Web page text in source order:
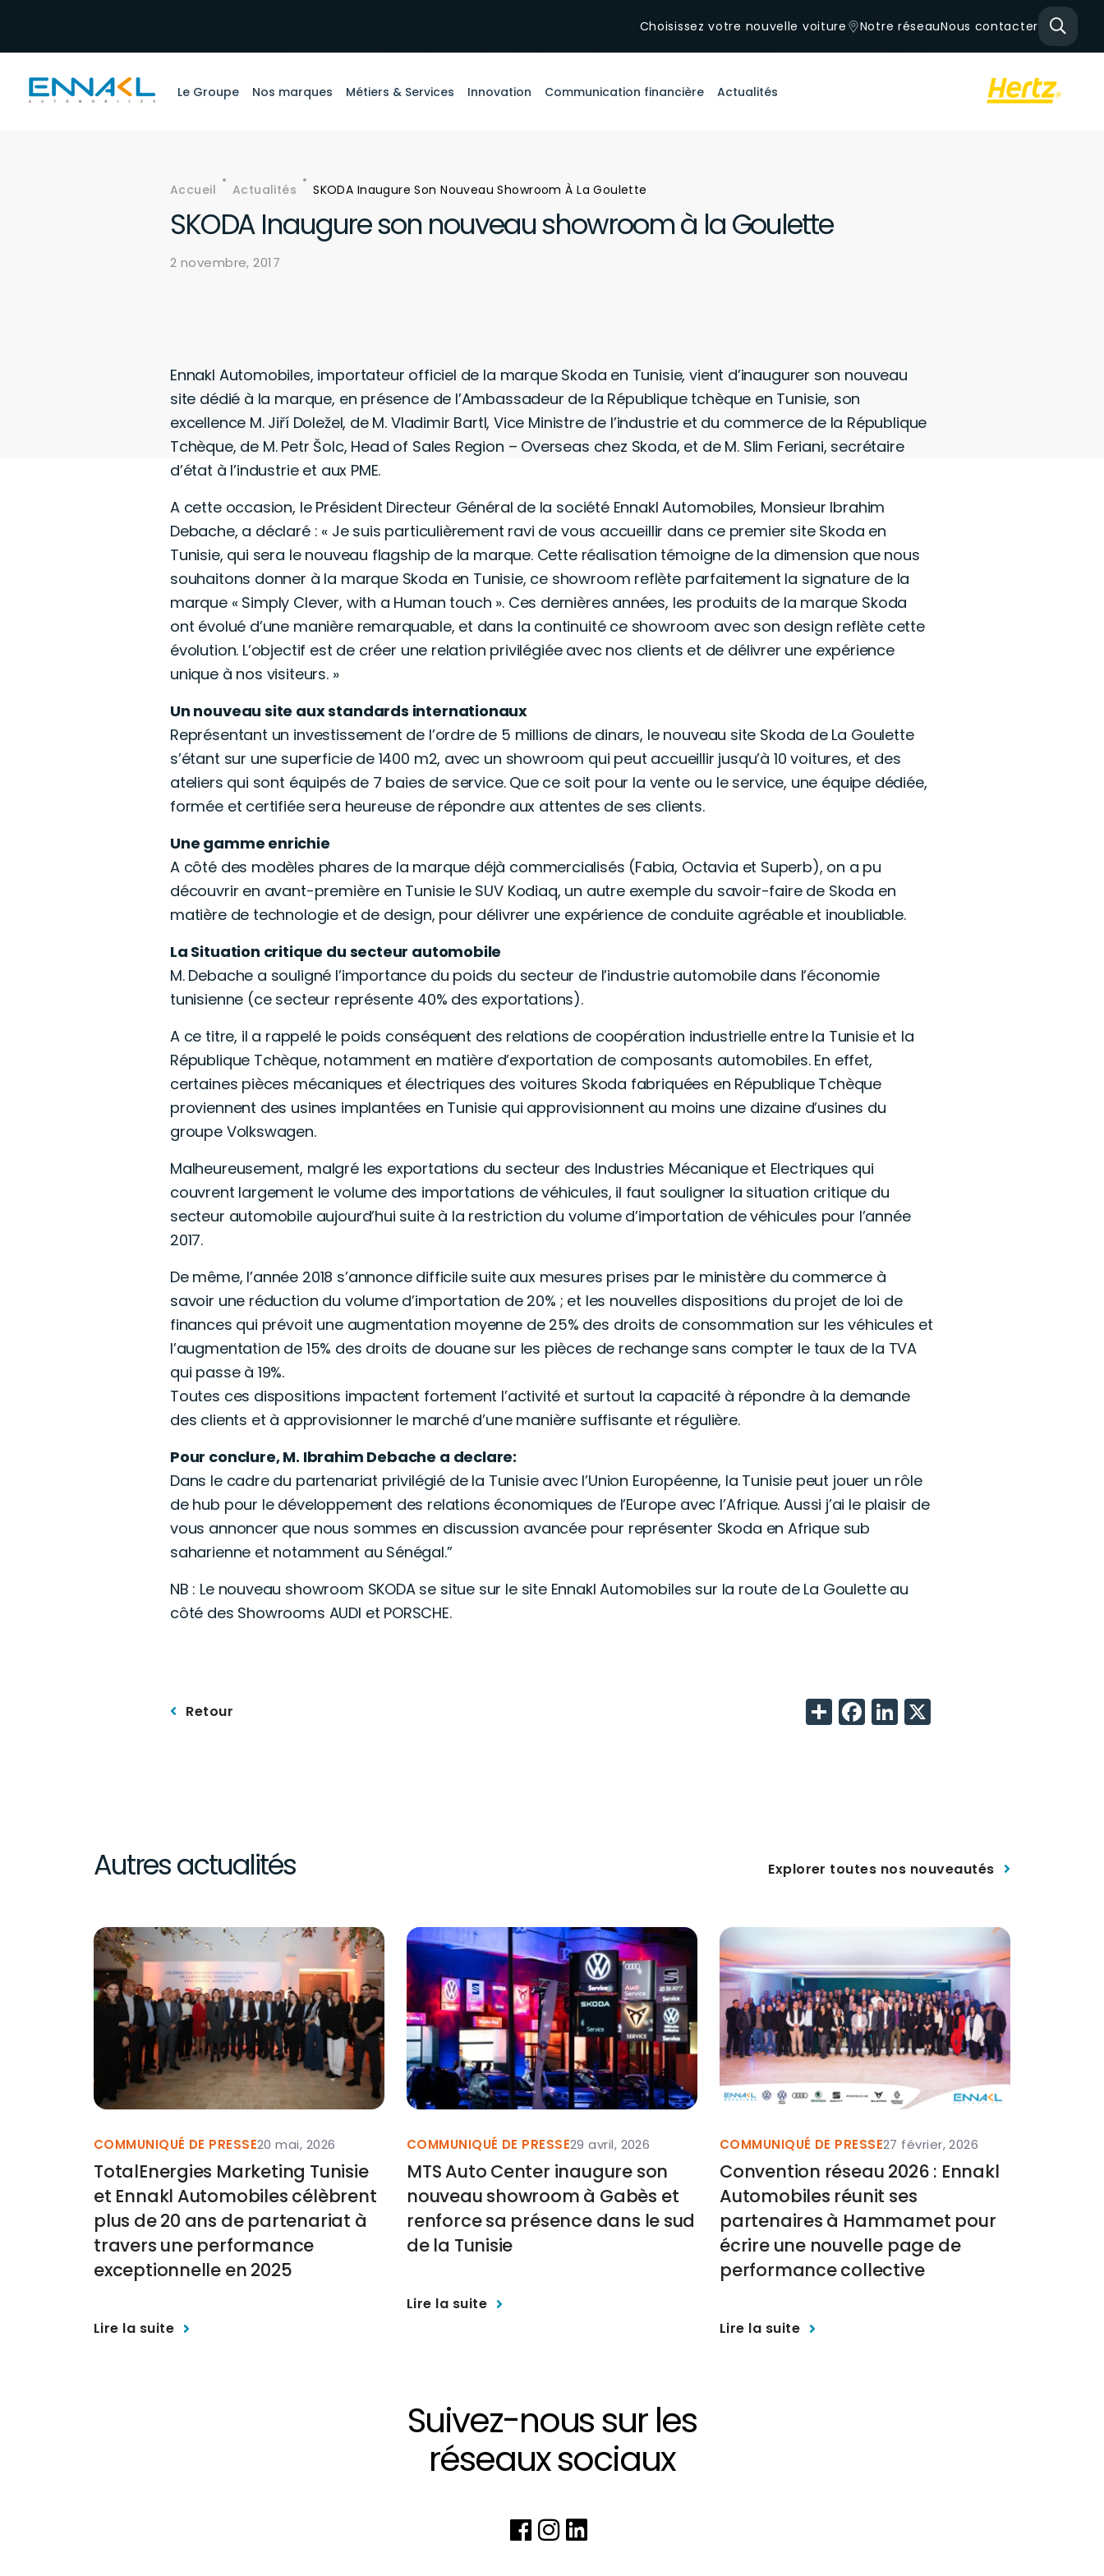
Choisissez votre nouvelle voiture Notre réseauNous contacter
Le Groupe Nos marques Métiers & Services Innovation Communication financière Actualités
Fil d'Ariane
Accueil Actualités SKODA Inaugure Son Nouveau Showroom À La Goulette
SKODA Inaugure son nouveau showroom à la Goulette
2 novembre, 2017
Ennakl Automobiles, importateur officiel de la marque Skoda en Tunisie, vient d’inaugurer son nouveau
site dédié à la marque, en présence de l’Ambassadeur de la République tchèque en Tunisie, son
excellence M. Jiří Doležel, de M. Vladimir Bartl, Vice Ministre de l’industrie et du commerce de la République
Tchèque, de M. Petr Šolc, Head of Sales Region – Overseas chez Skoda, et de M. Slim Feriani, secrétaire
d’état à l’industrie et aux PME.
A cette occasion, le Président Directeur Général de la société Ennakl Automobiles, Monsieur Ibrahim
Debache, a déclaré : « Je suis particulièrement ravi de vous accueillir dans ce premier site Skoda en
Tunisie, qui sera le nouveau flagship de la marque. Cette réalisation témoigne de la dimension que nous
souhaitons donner à la marque Skoda en Tunisie, ce showroom reflète parfaitement la signature de la
marque « Simply Clever, with a Human touch ». Ces dernières années, les produits de la marque Skoda
ont évolué d’une manière remarquable, et dans la continuité ce showroom avec son design reflète cette
évolution. L’objectif est de créer une relation privilégiée avec nos clients et de délivrer une expérience
unique à nos visiteurs. »
Un nouveau site aux standards internationaux
Représentant un investissement de l’ordre de 5 millions de dinars, le nouveau site Skoda de La Goulette
s’étant sur une superficie de 1400 m2, avec un showroom qui peut accueillir jusqu’à 10 voitures, et des
ateliers qui sont équipés de 7 baies de service. Que ce soit pour la vente ou le service, une équipe dédiée,
formée et certifiée sera heureuse de répondre aux attentes de ses clients.
Une gamme enrichie
A côté des modèles phares de la marque déjà commercialisés (Fabia, Octavia et Superb), on a pu
découvrir en avant-première en Tunisie le SUV Kodiaq, un autre exemple du savoir-faire de Skoda en
matière de technologie et de design, pour délivrer une expérience de conduite agréable et inoubliable.
La Situation critique du secteur automobile
M. Debache a souligné l’importance du poids du secteur de l’industrie automobile dans l’économie
tunisienne (ce secteur représente 40% des exportations).
A ce titre, il a rappelé le poids conséquent des relations de coopération industrielle entre la Tunisie et la
République Tchèque, notamment en matière d’exportation de composants automobiles. En effet,
certaines pièces mécaniques et électriques des voitures Skoda fabriquées en République Tchèque
proviennent des usines implantées en Tunisie qui approvisionnent au moins une dizaine d’usines du
groupe Volkswagen.
Malheureusement, malgré les exportations du secteur des Industries Mécanique et Electriques qui
couvrent largement le volume des importations de véhicules, il faut souligner la situation critique du
secteur automobile aujourd’hui suite à la restriction du volume d’importation de véhicules pour l’année
2017.
De même, l’année 2018 s’annonce difficile suite aux mesures prises par le ministère du commerce à
savoir une réduction du volume d’importation de 20% ; et les nouvelles dispositions du projet de loi de
finances qui prévoit une augmentation moyenne de 25% des droits de consommation sur les véhicules et
l’augmentation de 15% des droits de douane sur les pièces de rechange sans compter le taux de la TVA
qui passe à 19%.
Toutes ces dispositions impactent fortement l’activité et surtout la capacité à répondre à la demande
des clients et à approvisionner le marché d’une manière suffisante et régulière.
Pour conclure, M. Ibrahim Debache a declare:
Dans le cadre du partenariat privilégié de la Tunisie avec l’Union Européenne, la Tunisie peut jouer un rôle
de hub pour le développement des relations économiques de l’Europe avec l’Afrique. Aussi j’ai le plaisir de
vous annoncer que nous sommes en discussion avancée pour représenter Skoda en Afrique sub
saharienne et notamment au Sénégal.”
NB : Le nouveau showroom SKODA se situe sur le site Ennakl Automobiles sur la route de La Goulette au
côté des Showrooms AUDI et PORSCHE.
Retour ShareFacebook
LinkedIn
Autres actualités Explorer toutes nos nouveautés
COMMUNIQUÉ DE PRESSE20 mai, 2026
TotalEnergies Marketing Tunisie
et Ennakl Automobiles célèbrent
plus de 20 ans de partenariat à
travers une performance
exceptionnelle en 2025
Lire la suite
COMMUNIQUÉ DE PRESSE29 avril, 2026
MTS Auto Center inaugure son
nouveau showroom à Gabès et
renforce sa présence dans le sud
de la Tunisie
Lire la suite
COMMUNIQUÉ DE PRESSE27 février, 2026
Convention réseau 2026 : Ennakl
Automobiles réunit ses
partenaires à Hammamet pour
écrire une nouvelle page de
performance collective
Lire la suite
Suivez-nous sur les
réseaux sociaux